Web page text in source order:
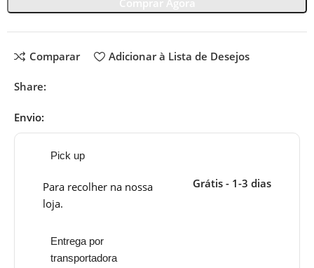
Comparar Adicionar à Lista de Desejos
Share:
Envio:
Pick up
Para recolher na nossa
loja.
Grátis - 1-3 dias
Entrega por
transportadora